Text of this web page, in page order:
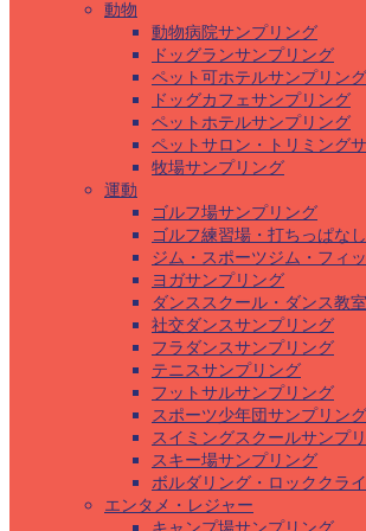
動物
動物病院サンプリング
ドッグランサンプリング
ペット可ホテルサンプリング
ドッグカフェサンプリング
ペットホテルサンプリング
ペットサロン・トリミング
牧場サンプリング
運動
ゴルフ場サンプリング
ゴルフ練習場・打ちっぱな
ジム・スポーツジム・フィ
ヨガサンプリング
ダンススクール・ダンス教
社交ダンスサンプリング
フラダンスサンプリング
テニスサンプリング
フットサルサンプリング
スポーツ少年団サンプリング
スイミングスクールサンプ
スキー場サンプリング
ボルダリング・ロッククラ
エンタメ・レジャー